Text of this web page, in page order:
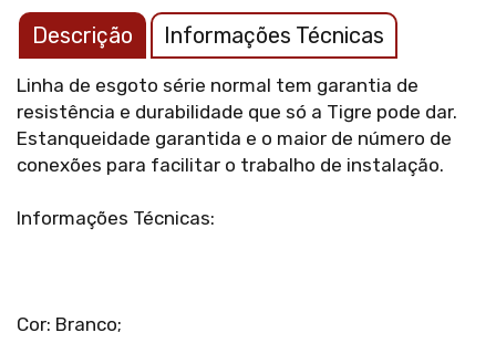
Descrição Informações Técnicas
Linha de esgoto série normal tem garantia de
resistência e durabilidade que só a Tigre pode dar.
Estanqueidade garantida e o maior de número de
conexões para facilitar o trabalho de instalação.
Informações Técnicas:
Cor: Branco;